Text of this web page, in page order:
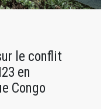
le conflit
en
Congo